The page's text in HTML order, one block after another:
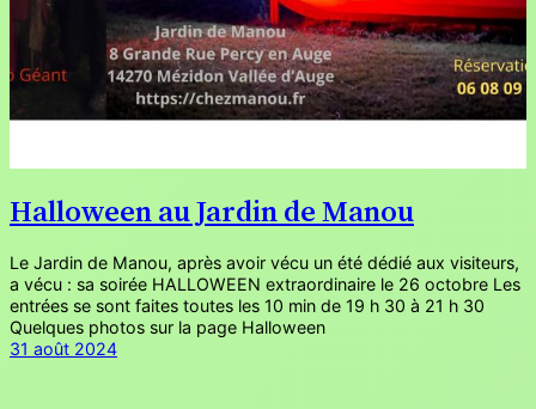
Halloween au Jardin de Manou
Le Jardin de Manou, après avoir vécu un été dédié aux visiteurs,
a vécu : sa soirée HALLOWEEN extraordinaire le 26 octobre Les
entrées se sont faites toutes les 10 min de 19 h 30 à 21 h 30
Quelques photos sur la page Halloween
31 août 2024